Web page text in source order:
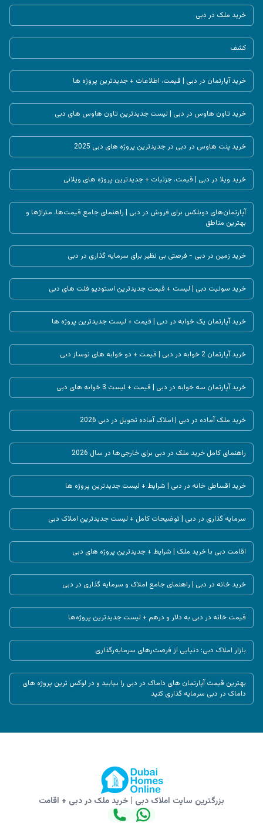
خرید ملک در دبی
کشف
خرید آپارتمان در دبی | قیمت، اطلاعات + جدیدترین پروژه ها
خرید تاون هاوس در دبی | لیست جدیدترین تاون هاوس های دبی
خرید پنت هاوس در دبی در جدیدترین پروژه های دبی 2025
خرید ویلا در دبی | قیمت، جزئیات + جدیدترین پروژه های ویلائی
آپارتمان‌های دوبلکس برای فروش در دبی | راهنمای جامع قیمت‌ها، متراژها و
بهترین مناطق
خرید زمین در دبی - فرصتی بی‌ نظیر برای سرمایه‌ گذاری در دبی
خرید سوئیت دبی | لیست + قیمت جدیدترین استودیو فلت های دبی
خرید آپارتمان یک خوابه در دبی | قیمت + لیست جدیدترین پروژه ها
خرید آپارتمان 2 خوابه در دبی | قیمت + دو خوابه های نوساز دبی
خرید آپارتمان سه خوابه در دبی | قیمت + لیست 3 خوابه های دبی
خرید ملک آماده در دبی | املاک آماده تحویل در دبی 2026
راهنمای کامل خرید ملک در دبی برای خارجی‌ها در سال 2026
خرید اقساطی خانه در دبی | شرایط + لیست جدیدترین پروژه ها
سرمایه گذاری در دبی | توضیحات کامل + لیست جدیدترین املاک دبی
اقامت دبی با خرید ملک | شرایط + جدیدترین پروژه های دبی
خرید خانه در دبی | راهنمای جامع املاک و سرمایه‌ گذاری در دبی
قیمت خانه در دبی به دلار و درهم + لیست جدیدترین پروژه‌ها
بازار املاک دبی: دنیایی از فرصت‌رهای سرمایه‌رگذاری
بهترین قیمت آپارتمان‌ های داماک در دبی را بیابید و در لوکس‌ ترین پروژه‌ های
داماک در دبی سرمایه‌ گذاری کنید
بزرگترین سایت املاک دبی | خرید ملک در دبی + اقامت